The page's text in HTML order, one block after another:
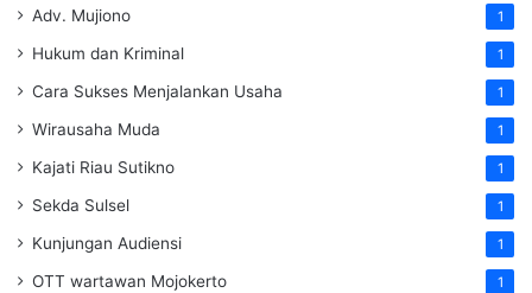
Adv. Mujiono 1
Hukum dan Kriminal 1
Cara Sukses Menjalankan Usaha 1
Wirausaha Muda 1
Kajati Riau Sutikno 1
Sekda Sulsel 1
Kunjungan Audiensi 1
OTT wartawan Mojokerto 1